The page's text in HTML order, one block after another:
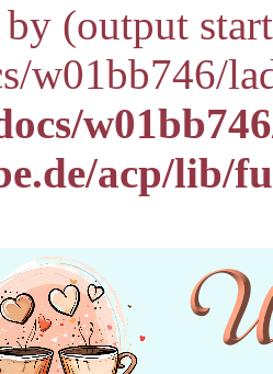
(output
w01bb746/
acp/lib/